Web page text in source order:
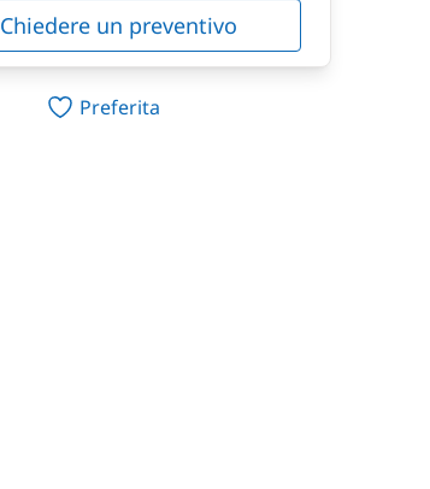
Chiedere un preventivo
Preferita